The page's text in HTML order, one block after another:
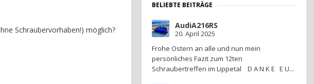
Schraubervorhaben!) möglich?
BELIEBTE BEITRÄGE
AudiA216RS
20. April 2025
Frohe Ostern an alle und nun mein
persönliches Fazit zum 12ten
Schraubertreffen im Lippetal D A N K E E U...